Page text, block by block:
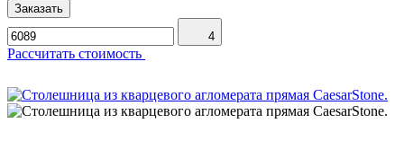
Заказать
4
Рассчитать стоимость